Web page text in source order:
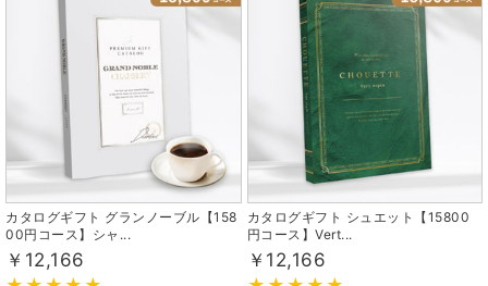
カタログギフト グランノーブル【158
00円コース】シャ...
￥12,166
カタログギフト シュエット【15800
円コース】Vert...
￥12,166